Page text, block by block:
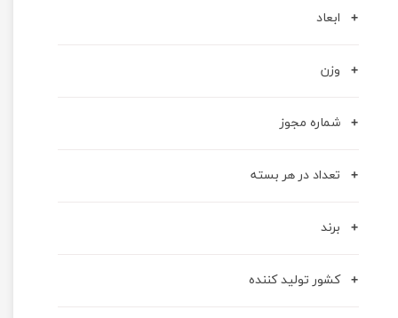
ابعاد
وزن
شماره مجوز
تعداد در هر بسته
برند
کشور تولید کننده